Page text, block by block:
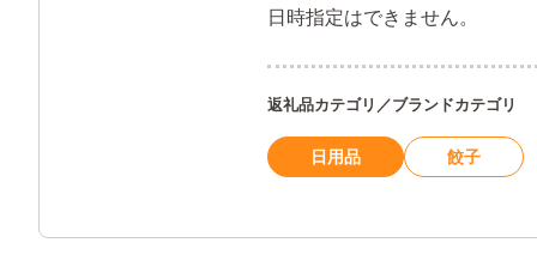
日時指定はできません。
返礼品カテゴリ／ブランドカテゴリ
日用品 餃子